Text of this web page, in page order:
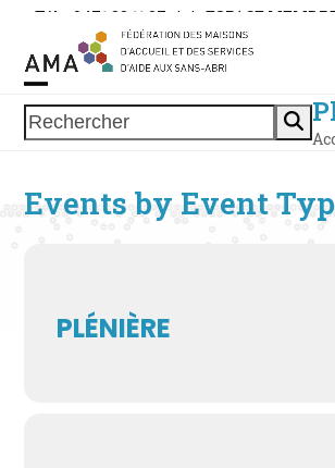
Skip
content
Tél. : 0471 38 11 37 | | ESPACE
Rechercher
Open
mobile
Close
mobile
Events by Event
PLÉNIÈRE